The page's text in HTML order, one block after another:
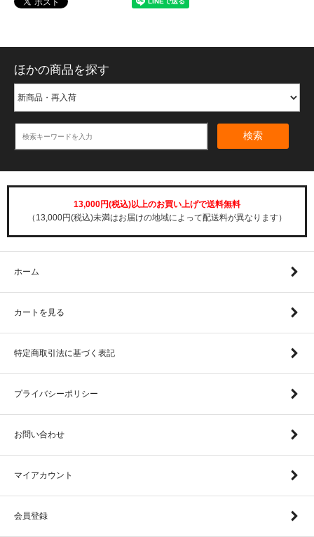
ほかの商品を探す
検索
13,000円(税込)以上のお買い上げで送料無料
（13,000円(税込)未満はお届けの地域によって配送料が異なります）
ホーム
カートを見る
特定商取引法に基づく表記
プライバシーポリシー
お問い合わせ
マイアカウント
会員登録